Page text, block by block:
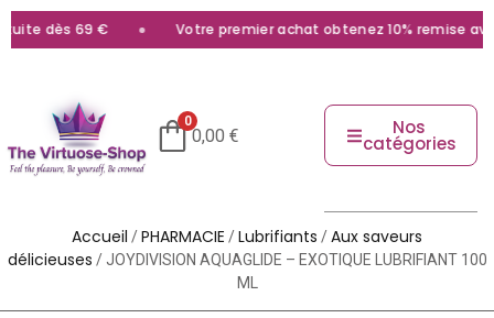
dès 69 € Votre premier achat obtenez 10% remise avec
0
0,00 € Nos
catégories
Accueil /PHARMACIE /Lubrifiants /Aux saveurs
délicieuses / JOYDIVISION AQUAGLIDE – EXOTIQUE LUBRIFIANT 100
ML